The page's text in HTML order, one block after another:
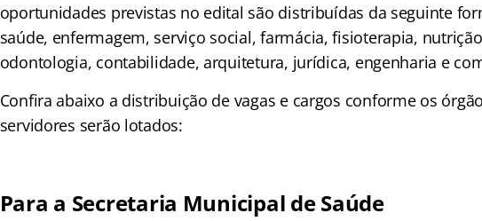
oportunidades previstas no edital são distribuídas da seguinte
saúde, enfermagem, serviço social, farmácia, fisioterapia,
odontologia, contabilidade, arquitetura, jurídica, engenharia e
Confira abaixo a distribuição de vagas e cargos conforme os
servidores serão lotados:
Para a Secretaria Municipal de Saúde